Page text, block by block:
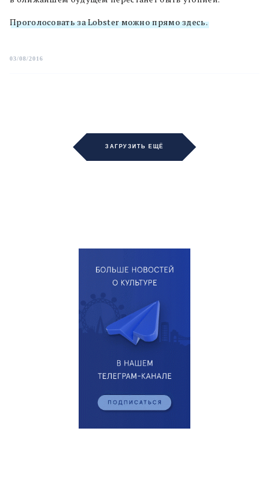
Проголосовать за Lobster можно прямо здесь.
03/08/2016
ЗАГРУЗИТЬ ЕЩЁ